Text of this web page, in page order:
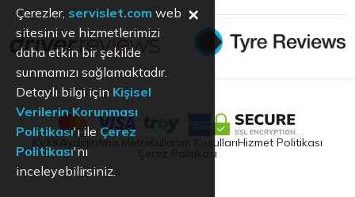
Aydınlatma Metni Kullanım KoşullarıHizmet Politikası
Çerez Politikası
Çerezler, servislet.com web
sitesini ve hizmetlerimizi
daha etkin bir şekilde
sunmamızı sağlamaktadır.
Detaylı bilgi için Kişisel
Verilerin Korunması
Politikası'ı ile Çerez
Politikası'nı
inceleyebilirsiniz.
×